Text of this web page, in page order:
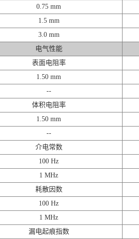
0.75 mm
1.5 mm
3.0 mm
电气性能
表面电阻率
1.50 mm
--
体积电阻率
1.50 mm
--
介电常数
100 Hz
1 MHz
耗散因数
100 Hz
1 MHz
漏电起痕指数